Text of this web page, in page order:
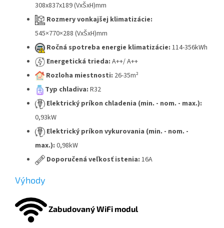
308x837x189 (VxŠxH)mm
Rozmery vonkajšej klimatizácie:
545×770×288 (VxŠxH)mm
Ročná spotreba energie klimatizácie: 114-356kWh
Energetická trieda: A++/ A++
Rozloha miestnosti: 26-35m²
Typ chladiva: R32
Elektrický príkon chladenia (min. - nom. - max.):
0,93kW
Elektrický príkon vykurovania (min. - nom. -
max.): 0,98kW
Doporučená veľkosť istenia: 16A
Výhody
Zabudovaný WiFi modul